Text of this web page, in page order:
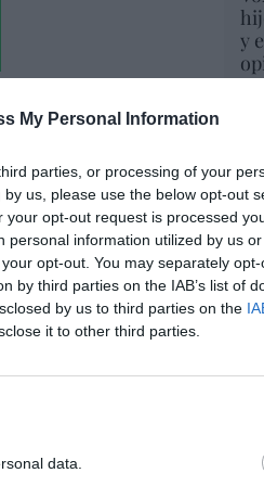
My Personal Information
parties, or processing of your
us, please use the below opt-out
opt-out request is processed
information utilized by us
opt-out. You may separately
by third parties on the IAB’s list of
by us to third parties on the
it to other third parties.
data.
en ningún
y